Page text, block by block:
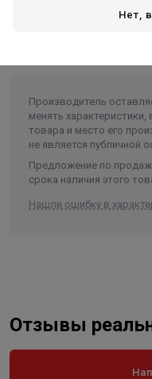
Производитель
менять
товара и место его
не является публичной
Предложение по
срока наличия этого
Нашли ошибку в
Отзывы
Нет,